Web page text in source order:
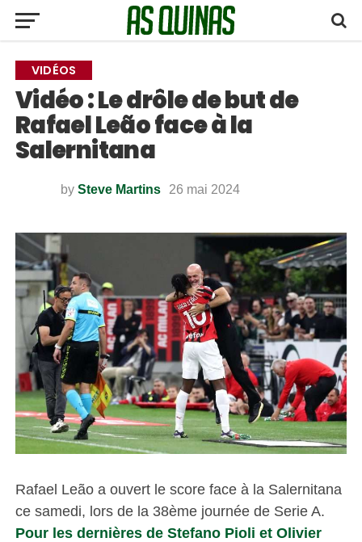
VIDÉOS
Vidéo : Le drôle de but de
Rafael Leão face à la
Salernitana
by Steve Martins 26 mai 2024
Rafael Leão a ouvert le score face à la Salernitana
ce samedi, lors de la 38ème journée de Serie A.
Pour les dernières de Stefano Pioli et Olivier